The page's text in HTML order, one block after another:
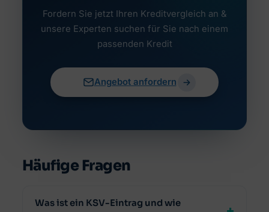
Fordern Sie jetzt Ihren Kreditvergleich an &
unsere Experten suchen für Sie nach einem
passenden Kredit
Angebot anfordern
Häufige Fragen
Was ist ein KSV-Eintrag und wie